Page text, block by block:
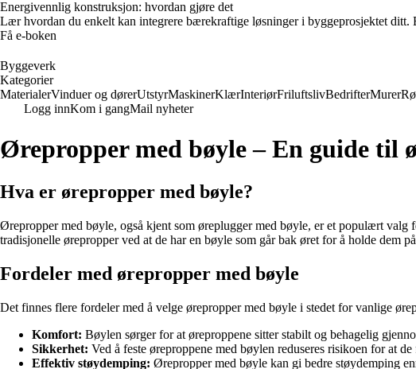
Energivennlig konstruksjon: hvordan gjøre det
Lær hvordan du enkelt kan integrere bærekraftige løsninger i byggeprosjektet
Få e-boken
Byggeverk
Kategorier
MaterialerVinduer og dørerUtstyrMaskinerKlærInteriørFriluftslivBedrifterMurer
Logg innKom i gangMail nyheter
Ørepropper med bøyle – En guide til
Hva er ørepropper med bøyle?
Ørepropper med bøyle, også kjent som øreplugger med bøyle, er et populært valg
tradisjonelle ørepropper ved at de har en bøyle som går bak øret for å holde dem
Fordeler med ørepropper med bøyle
Det finnes flere fordeler med å velge ørepropper med bøyle i stedet for vanlige
Komfort: Bøylen sørger for at øreproppene sitter stabilt og behagelig
Sikkerhet: Ved å feste øreproppene med bøylen reduseres risikoen for at
Effektiv støydemping: Ørepropper med bøyle kan gi bedre støydemping